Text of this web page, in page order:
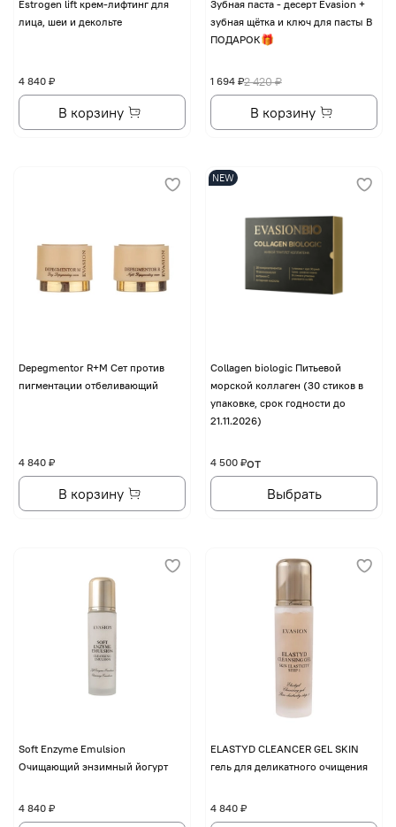
Еstrogen lift крем-лифтинг для
лица, шеи и декольте
4 840 ₽
В корзину
Зубная паста - десерт Evasion +
зубная щётка и ключ для пасты В
ПОДАРОК🎁
2 420 ₽
1 694 ₽
В корзину
Depegmentor R+M Сет против
пигментации отбеливающий
4 840 ₽
В корзину
NEW
Collagen biologic Питьевой
морской коллаген (30 стиков в
упаковке, срок годности до
21.11.2026)
от
4 500 ₽
Выбрать
Soft Enzyme Emulsion
Очищающий энзимный йогурт
4 840 ₽
ELASTYD CLEANCER GEL SKIN
гель для деликатного очищения
4 840 ₽